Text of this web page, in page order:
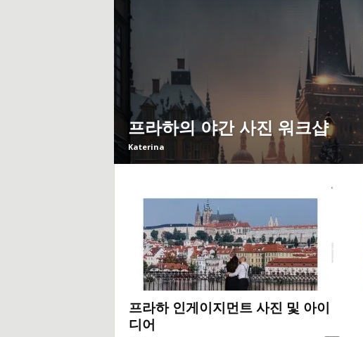
프라하의 야간 사진 워크샵
Katerina
프라하 인게이지먼트 사진 및 아이
디어